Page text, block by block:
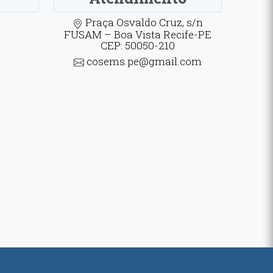
Praça Osvaldo Cruz, s/n
FUSAM – Boa Vista Recife-PE
CEP: 50050-210
cosems.pe@gmail.com